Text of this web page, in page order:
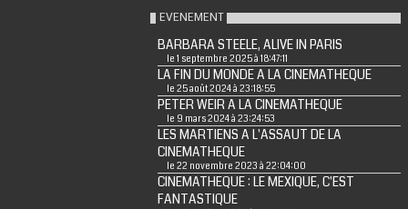
EVENEMENT
BARBARA STEELE, ALIVE IN PARIS
le 1 septembre 2025 à 18:47:11
LA FIN DU MONDE A LA CINEMATHEQUE
le 25 août 2024 à 23:18:55
PETER WEIR A LA CINEMATHEQUE
le 9 mars 2024 à 23:24:53
LES MARTIENS A L'ASSAUT DE LA
CINEMATHEQUE
le 22 novembre 2023 à 22:04:00
CINEMATHEQUE : LE MEXIQUE, C'EST
FANTASTIQUE